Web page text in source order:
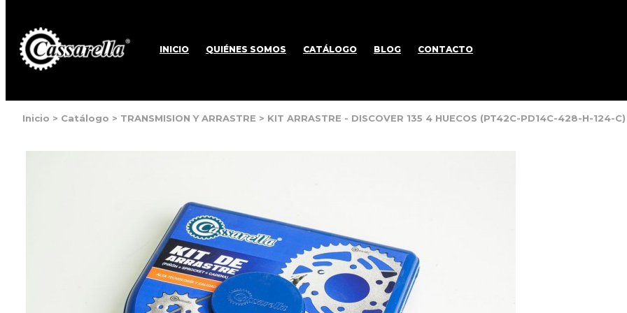
INICIO QUIÉNES SOMOS CATÁLOGO BLOG CONTACTO
Inicio > Catálogo > TRANSMISION Y ARRASTRE > KIT ARRASTRE - DISCOVER 135 4 HUECOS (PT42C-PD14C-428-H-124-